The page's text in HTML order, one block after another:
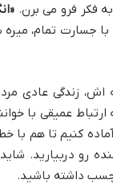
فکر فرو می برن.
جسارت تمام،
اش، زندگی عادی
عمیقی با
کنیم تا هم با
دربیارید. شاید
داشته باشید.